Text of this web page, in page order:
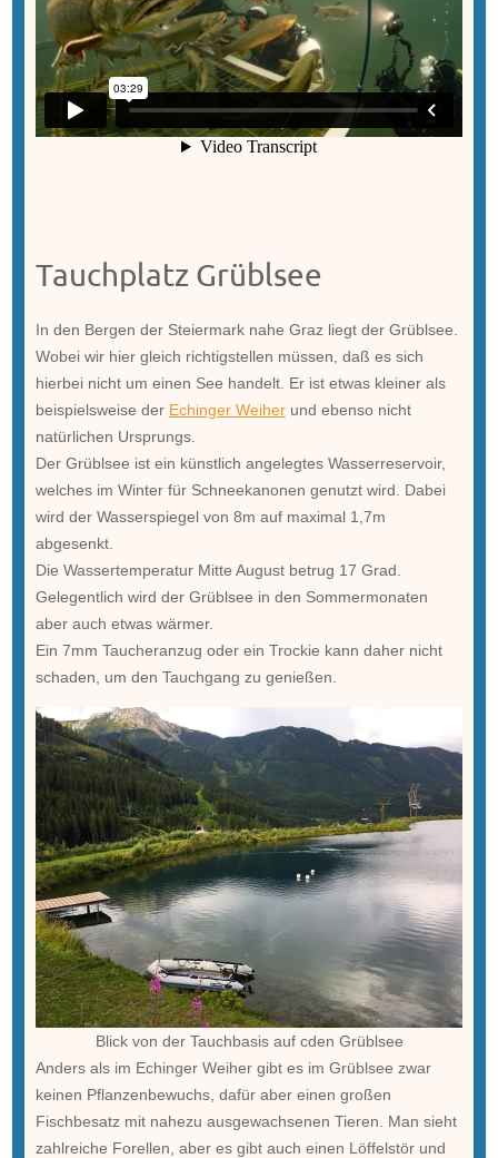
Tauchplatz Grüblsee
In den Bergen der Steiermark nahe Graz liegt der Grüblsee.
Wobei wir hier gleich richtigstellen müssen, daß es sich
hierbei nicht um einen See handelt. Er ist etwas kleiner als
beispielsweise der Echinger Weiherund ebenso nicht
natürlichen Ursprungs.
Der Grüblsee ist ein künstlich angelegtes Wasserreservoir,
welches im Winter für Schneekanonen genutzt wird. Dabei
wird der Wasserspiegel von 8m auf maximal 1,7m
abgesenkt.
Die Wassertemperatur Mitte August betrug 17 Grad.
Gelegentlich wird der Grüblsee in den Sommermonaten
aber auch etwas wärmer.
Ein 7mm Taucheranzug oder ein Trockie kann daher nicht
schaden, um den Tauchgang zu genießen.
Blick von der Tauchbasis auf cden Grüblsee
Anders als im Echinger Weiher gibt es im Grüblsee zwar
keinen Pflanzenbewuchs, dafür aber einen großen
Fischbesatz mit nahezu ausgewachsenen Tieren. Man sieht
zahlreiche Forellen, aber es gibt auch einen Löffelstör und